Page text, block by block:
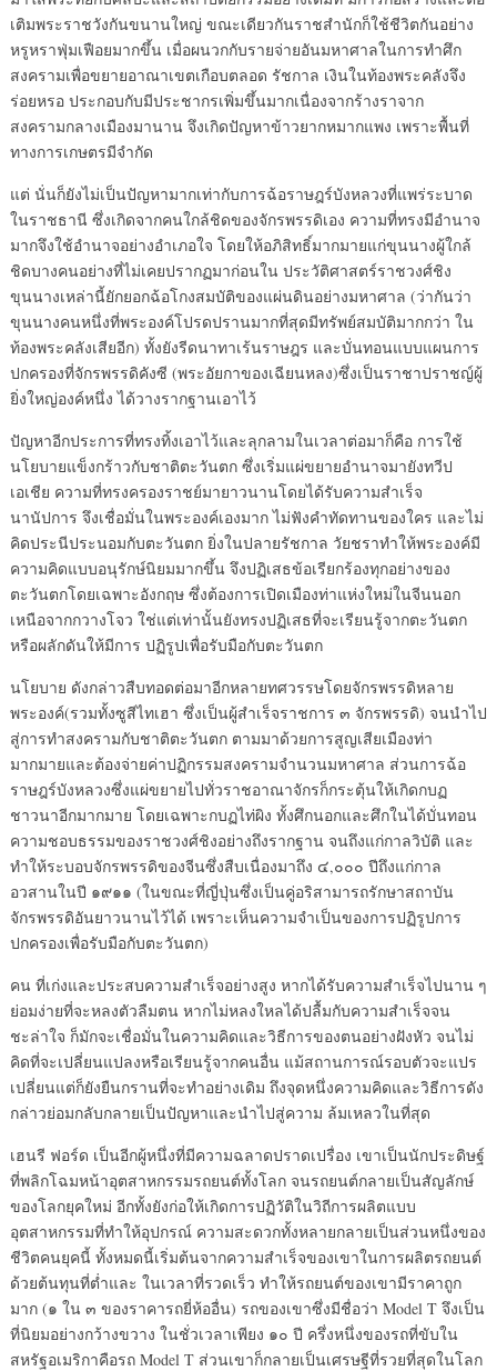
เติมพระราชวังกันขนานใหญ่ ขณะเดียวกันราชสำนักก็ใช้ชีวิตกันอย่าง
หรูหราฟุ่มเฟือยมากขึ้น เมื่อผนวกกับรายจ่ายอันมหาศาลในการทำศึก
สงครามเพื่อขยายอาณาเขตเกือบตลอด รัชกาล เงินในท้องพระคลังจึง
ร่อยหรอ ประกอบกับมีประชากรเพิ่มขึ้นมากเนื่องจากร้างราจาก
สงครามกลางเมืองมานาน จึงเกิดปัญหาข้าวยากหมากแพง เพราะพื้นที่
ทางการเกษตรมีจำกัด
แต่ นั่นก็ยังไม่เป็นปัญหามากเท่ากับการฉ้อราษฎร์บังหลวงที่แพร่ระบาด
ในราชธานี ซึ่งเกิดจากคนใกล้ชิดของจักรพรรดิเอง ความที่ทรงมีอำนาจ
มากจึงใช้อำนาจอย่างอำเภอใจ โดยให้อภิสิทธิ์มากมายแก่ขุนนางผู้ใกล้
ชิดบางคนอย่างที่ไม่เคยปรากฏมาก่อนใน ประวัติศาสตร์ราชวงศ์ชิง
ขุนนางเหล่านี้ยักยอกฉ้อโกงสมบัติของแผ่นดินอย่างมหาศาล (ว่ากันว่า
ขุนนางคนหนึ่งที่พระองค์โปรดปรานมากที่สุดมีทรัพย์สมบัติมากกว่า ใน
ท้องพระคลังเสียอีก) ทั้งยังรีดนาทาเร้นราษฎร และบั่นทอนแบบแผนการ
ปกครองที่จักรพรรดิคังซี (พระอัยกาของเฉียนหลง)ซึ่งเป็นราชาปราชญ์ผู้
ยิ่งใหญ่องค์หนึ่ง ได้วางรากฐานเอาไว้
ปัญหาอีกประการที่ทรงทิ้งเอาไว้และลุกลามในเวลาต่อมาก็คือ การใช้
นโยบายแข็งกร้าวกับชาติตะวันตก ซึ่งเริ่มแผ่ขยายอำนาจมายังทวีป
เอเชีย ความที่ทรงครองราชย์มายาวนานโดยได้รับความสำเร็จ
นานัปการ จึงเชื่อมั่นในพระองค์เองมาก ไม่ฟังคำทัดทานของใคร และไม่
คิดประนีประนอมกับตะวันตก ยิ่งในปลายรัชกาล วัยชราทำให้พระองค์มี
ความคิดแบบอนุรักษ์นิยมมากขึ้น จึงปฏิเสธข้อเรียกร้องทุกอย่างของ
ตะวันตกโดยเฉพาะอังกฤษ ซึ่งต้องการเปิดเมืองท่าแห่งใหม่ในจีนนอก
เหนือจากกวางโจว ใช่แต่เท่านั้นยังทรงปฏิเสธที่จะเรียนรู้จากตะวันตก
หรือผลักดันให้มีการ ปฏิรูปเพื่อรับมือกับตะวันตก
นโยบาย ดังกล่าวสืบทอดต่อมาอีกหลายทศวรรษโดยจักรพรรดิหลาย
พระองค์(รวมทั้งซูสีไทเฮา ซึ่งเป็นผู้สำเร็จราชการ ๓ จักรพรรดิ) จนนำไป
สู่การทำสงครามกับชาติตะวันตก ตามมาด้วยการสูญเสียเมืองท่า
มากมายและต้องจ่ายค่าปฏิกรรมสงครามจำนวนมหาศาล ส่วนการฉ้อ
ราษฎร์บังหลวงซึ่งแผ่ขยายไปทั่วราชอาณาจักรก็กระตุ้นให้เกิดกบฏ
ชาวนาอีกมากมาย โดยเฉพาะกบฏไท่ผิง ทั้งศึกนอกและศึกในได้บั่นทอน
ความชอบธรรมของราชวงศ์ชิงอย่างถึงรากฐาน จนถึงแก่กาลวิบัติ และ
ทำให้ระบอบจักรพรรดิของจีนซึ่งสืบเนื่องมาถึง ๔,๐๐๐ ปีถึงแก่กาล
อวสานในปี ๑๙๑๑ (ในขณะที่ญี่ปุ่นซึ่งเป็นคู่อริสามารถรักษาสถาบัน
จักรพรรดิอันยาวนานไว้ได้ เพราะเห็นความจำเป็นของการปฏิรูปการ
ปกครองเพื่อรับมือกับตะวันตก)
คน ที่เก่งและประสบความสำเร็จอย่างสูง หากได้รับความสำเร็จไปนาน ๆ
ย่อมง่ายที่จะหลงตัวลืมตน หากไม่หลงใหลได้ปลื้มกับความสำเร็จจน
ชะล่าใจ ก็มักจะเชื่อมั่นในความคิดและวิธีการของตนอย่างฝังหัว จนไม่
คิดที่จะเปลี่ยนแปลงหรือเรียนรู้จากคนอื่น แม้สถานการณ์รอบตัวจะแปร
เปลี่ยนแต่ก็ยังยืนกรานที่จะทำอย่างเดิม ถึงจุดหนึ่งความคิดและวิธีการดัง
กล่าวย่อมกลับกลายเป็นปัญหาและนำไปสู่ความ ล้มเหลวในที่สุด
เฮนรี ฟอร์ด เป็นอีกผู้หนึ่งที่มีความฉลาดปราดเปรื่อง เขาเป็นนักประดิษฐ์
ที่พลิกโฉมหน้าอุตสาหกรรมรถยนต์ทั้งโลก จนรถยนต์กลายเป็นสัญลักษ์
ของโลกยุคใหม่ อีกทั้งยังก่อให้เกิดการปฏิวัติในวิถีการผลิตแบบ
อุตสาหกรรมที่ทำให้อุปกรณ์ ความสะดวกทั้งหลายกลายเป็นส่วนหนึ่งของ
ชีวิตคนยุคนี้ ทั้งหมดนี้เริ่มต้นจากความสำเร็จของเขาในการผลิตรถยนต์
ด้วยต้นทุนที่ต่ำและ ในเวลาที่รวดเร็ว ทำให้รถยนต์ของเขามีราคาถูก
มาก (๑ ใน ๓ ของราคารถยี่ห้ออื่น) รถของเขาซึ่งมีชื่อว่า Model T จึงเป็น
ที่นิยมอย่างกว้างขวาง ในชั่วเวลาเพียง ๑๐ ปี ครึ่งหนึ่งของรถที่ขับใน
สหรัฐอเมริกาคือรถ Model T ส่วนเขาก็กลายเป็นเศรษฐีที่รวยที่สุดในโลก